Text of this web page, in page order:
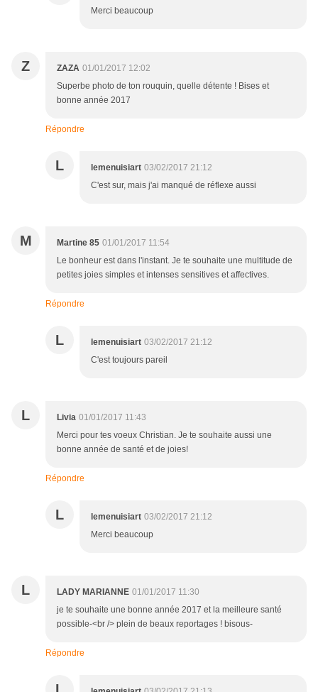
Merci beaucoup
Z ZAZA 01/01/2017 12:02
Superbe photo de ton rouquin, quelle détente ! Bises et
bonne année 2017
Répondre
L lemenuisiart 03/02/2017 21:12
C'est sur, mais j'ai manqué de réflexe aussi
M Martine 85 01/01/2017 11:54
Le bonheur est dans l'instant. Je te souhaite une multitude de
petites joies simples et intenses sensitives et affectives.
Répondre
L lemenuisiart 03/02/2017 21:12
C'est toujours pareil
L Livia 01/01/2017 11:43
Merci pour tes voeux Christian. Je te souhaite aussi une
bonne année de santé et de joies!
Répondre
L lemenuisiart 03/02/2017 21:12
Merci beaucoup
L LADY MARIANNE 01/01/2017 11:30
je te souhaite une bonne année 2017 et la meilleure santé
possible-<br /> plein de beaux reportages ! bisous-
Répondre